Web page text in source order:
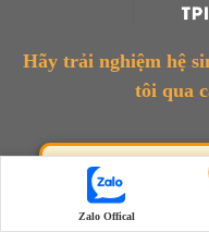
Hãy trải nghiệm hệ
tôi qua
Dành
Zalo Offical